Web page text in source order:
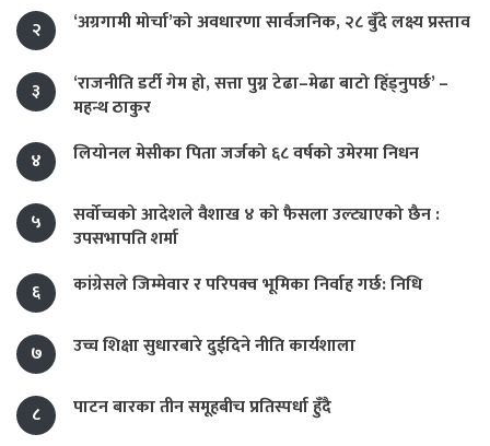
२ ‘अग्रगामी मोर्चा’को अवधारणा सार्वजनिक, २८ बुँदे लक्ष्य प्रस्ताव
३
‘राजनीति डर्टी गेम हो, सत्ता पुग्न टेढा–मेढा बाटो हिँड्नुपर्छ’ –
महन्थ ठाकुर
४
लियोनल मेसीका पिता जर्जको ६८ वर्षको उमेरमा निधन
५
सर्वोच्चको आदेशले वैशाख ४ को फैसला उल्ट्याएको छैन :
उपसभापति शर्मा
६
कांग्रेसले जिम्मेवार र परिपक्व भूमिका निर्वाह गर्छ: निधि
७ उच्च शिक्षा सुधारबारे दुईदिने नीति कार्यशाला
८ पाटन बारका तीन समूहबीच प्रतिस्पर्धा हुँदै